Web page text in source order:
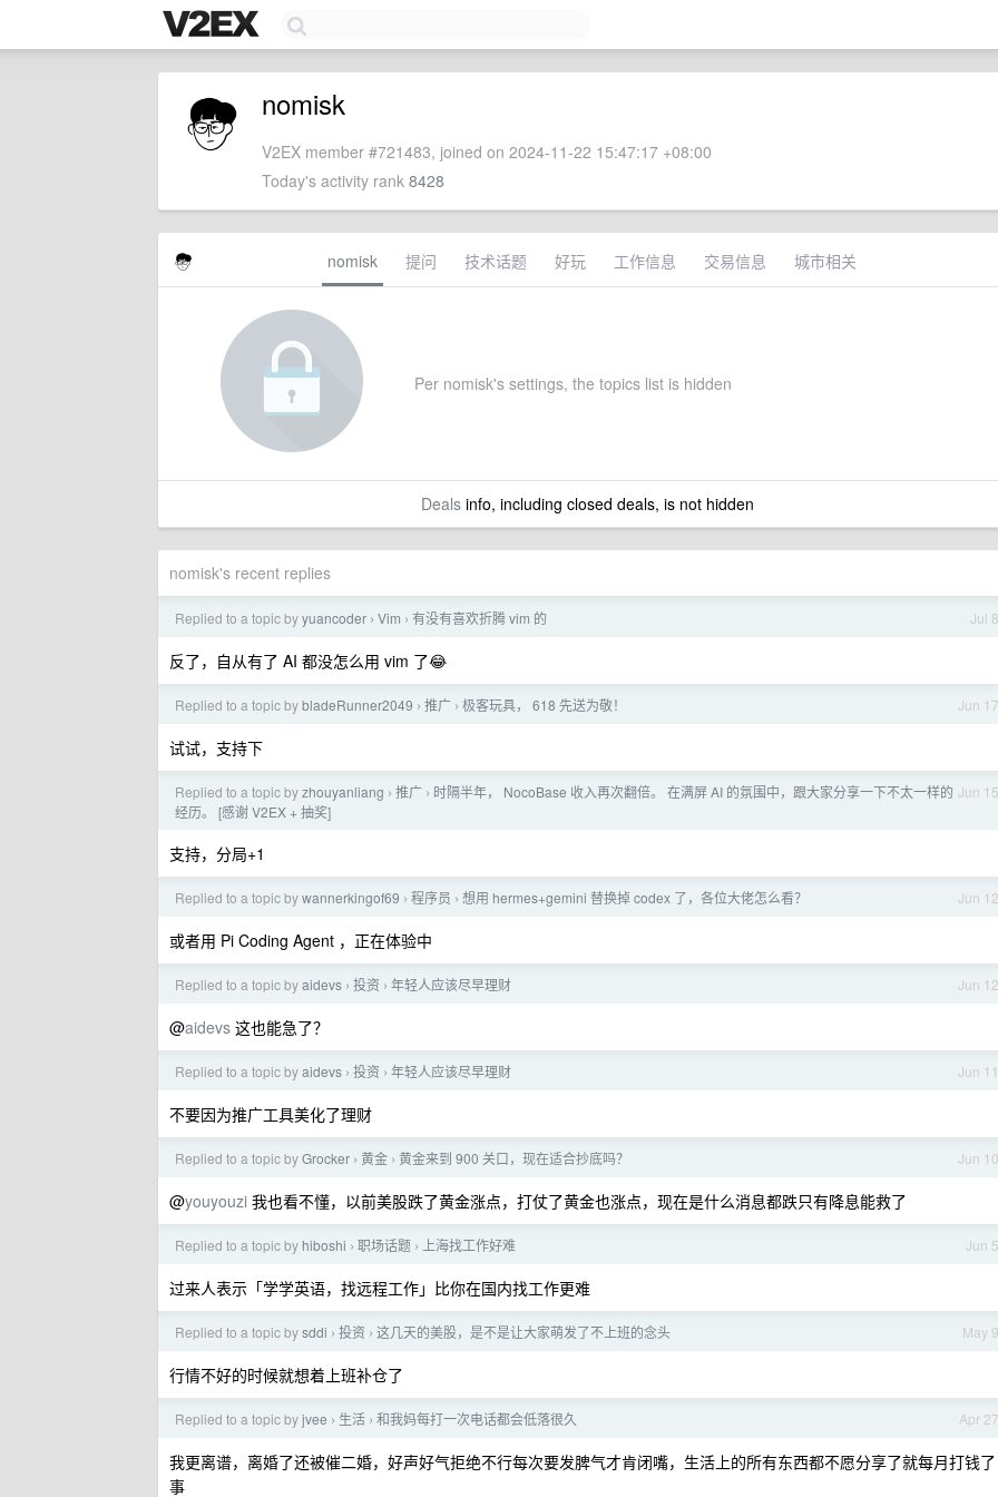
nomisk
V2EX member #721483, joined on 2024-11-22 15:47:17 +08:00
Today's activity rank 8428
nomisk 提问 技术话题 好玩 工作信息 交易信息 城市相关
Per nomisk's settings, the topics list is hidden
Dealsinfo, including closed deals, is not hidden
nomisk's recent replies
Jul 8
Replied to a topic byyuancoder › Vim › 有没有喜欢折腾 vim 的
反了，自从有了 AI 都没怎么用 vim 了😂
Jun 17
Replied to a topic bybladeRunner2049 › 推广 › 极客玩具， 618 先送为敬！
试试，支持下
Jun 15
Replied to a topic byzhouyanliang › 推广 › 时隔半年， NocoBase 收入再次翻倍。 在满屏 AI 的氛围中，跟大家分享一下不太一样的
经历。 [感谢 V2EX + 抽奖]
支持，分局+1
Jun 12
Replied to a topic bywannerkingof69 › 程序员 › 想用 hermes+gemini 替换掉 codex 了，各位大佬怎么看？
或者用 Pi Coding Agent ，正在体验中
Jun 12
Replied to a topic byaidevs › 投资 › 年轻人应该尽早理财
@aidevs 这也能急了？
Jun 11
Replied to a topic byaidevs › 投资 › 年轻人应该尽早理财
不要因为推广工具美化了理财
Jun 10
Replied to a topic byGrocker › 黄金 › 黄金来到 900 关口，现在适合抄底吗？
@youyouzi 我也看不懂，以前美股跌了黄金涨点，打仗了黄金也涨点，现在是什么消息都跌只有降息能救了
Jun 5
Replied to a topic by hiboshi › 职场话题 › 上海找工作好难
过来人表示「学学英语，找远程工作」比你在国内找工作更难
May 9
Replied to a topic bysddi › 投资 › 这几天的美股，是不是让大家萌发了不上班的念头
行情不好的时候就想着上班补仓了
Apr 27
Replied to a topic byjvee › 生活 › 和我妈每打一次电话都会低落很久
我更离谱，离婚了还被催二婚，好声好气拒绝不行每次要发脾气才肯闭嘴，生活上的所有东西都不愿分享了就每月打钱了
事